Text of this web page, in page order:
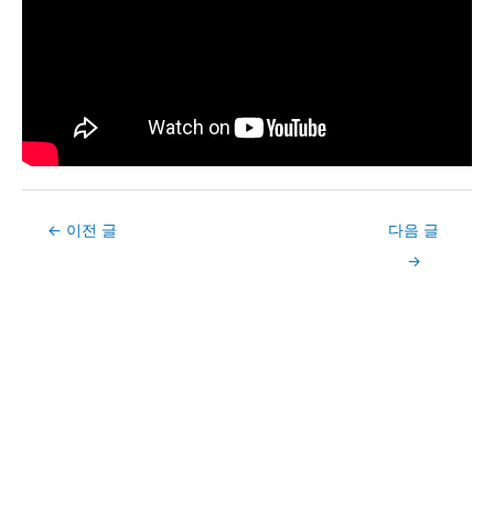
Post← 이전 글
다음 글
→